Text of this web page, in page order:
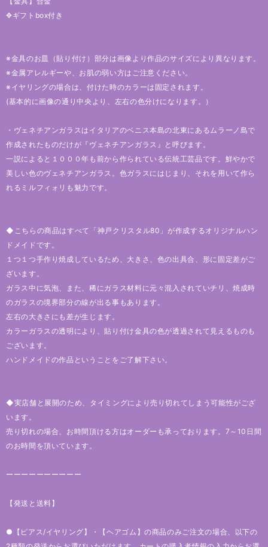
✥ギフトbox付き
※金具のお皿（貼り付け）部分は画像より作品のサイズにより異なります。
※金属アレルギーや、お肌の弱い方はご注意ください。
※イヤリングの場合は、付けた時のカラーは固定されます。
(基本的に画像の通り中央より、左右の色分けになります。）
・ヴェネチアンガラスはイタリアのベニス本島の北東にあるムラーノ島で
作成されたものだけが『ヴェネチアンガラス』と呼びます。
一説によると１０００年も前から作られている伝統工芸品です。鮮やかで
美しい色のヴェネチアンガラス。色ガラスにはじまり、それを用いて作ら
れるミルフィォリも魅力です。
◆こちらの商品はすべて「神戸クリスタル80」が作成するオリジナルハン
ドメイドです。
１つ１つ手作り焼成しているため、大きさ、色の出具合、形に固定差がご
ざいます。
ガラス中に気泡、また、稀にガラス材料に元々混入されていチリ、焼成時
のガラスの境界部分の線が出る事もあります。
左右の大きさにも差が生じます。
カラーガラスの透明により、貼り付け金具の色が透過されて見えるものも
ございます。
ハンドメイドの作品ということをご了解下さい。
◆実店舗と展開のため、タイミングにより売り切れてしまう可能性がござ
います。
売り切れの場合、お時間頂ける方はオーダーも承っております。7～10日間
のお時間を頂いています。
ーーーーーーーーーー
【発送と送料】
●【ピアス/イヤリング】・【ヘアゴム】の商品のみご注文の場合、以下の